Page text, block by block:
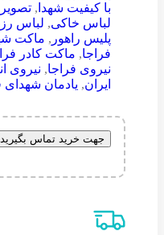
با کیفیت شهدا ,
لباس خاکی, لباس
پلیس راهور , ماکت
فراجا, ماکت کادر
نیروی فراجا, نیروی
ایران, یادمان شهدای
جهت خرید تماس بگیرید